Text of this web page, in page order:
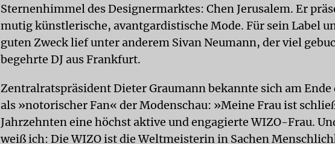
Sternenhimmel des Designermarktes: Chen Jerusalem. Er
mutig künstlerische, avantgardistische Mode. Für sein Label
guten Zweck lief unter anderem Sivan Neumann, der viel
begehrte DJ aus Frankfurt.
Zentralratspräsident Dieter Graumann bekannte sich am Ende
als »notorischer Fan« der Modenschau: »Meine Frau ist
Jahrzehnten eine höchst aktive und engagierte WIZO-Frau.
weiß ich: Die WIZO ist die Weltmeisterin in Sachen